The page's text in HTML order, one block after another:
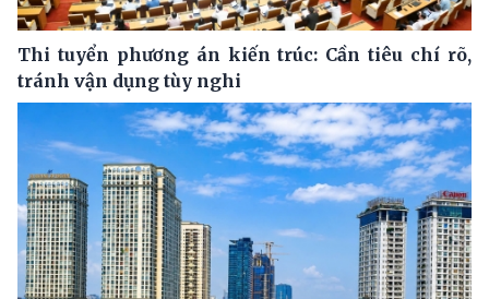
Thi tuyển phương án kiến trúc: Cần tiêu chí rõ,
tránh vận dụng tùy nghi